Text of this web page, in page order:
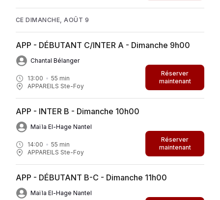
CE DIMANCHE, AOÛT 9
13:00 55 min
APPAREILS Ste-Foy
APP - DÉBUTANT C/INTER A - Dimanche 9h00
Chantal Bélanger
Réserver
maintenant
14:00 55 min
APPAREILS Ste-Foy
APP - INTER B - Dimanche 10h00
Maïla El-Hage Nantel
Réserver
maintenant
APP - DÉBUTANT B-C - Dimanche 11h00
Maïla El-Hage Nantel